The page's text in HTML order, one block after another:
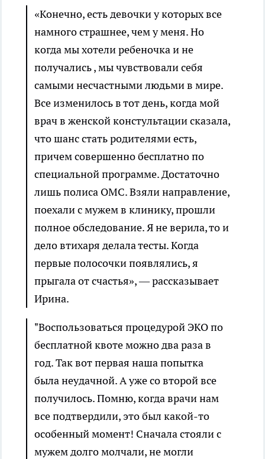
«Конечно, есть девочки у которых все
намного страшнее, чем у меня. Но
когда мы хотели ребеночка и не
получались , мы чувствовали себя
самыми несчастными людьми в мире.
Все изменилось в тот день, когда мой
врач в женской констультации сказала,
что шанс стать родителями есть,
причем совершенно бесплатно по
специальной программе. Достаточно
лишь полиса ОМС. Взяли направление,
поехали с мужем в клинику, прошли
полное обследование. Я не верила, то и
дело втихаря делала тесты. Когда
первые полосочки появлялись, я
прыгала от счастья», — рассказывает
Ирина.
"Воспользоваться процедурой ЭКО по
бесплатной квоте можно два раза в
год. Так вот первая наша попытка
была неудачной. А уже со второй все
получилось. Помню, когда врачи нам
все подтвердили, это был какой-то
особенный момент! Сначала стояли с
мужем долго молчали, не могли